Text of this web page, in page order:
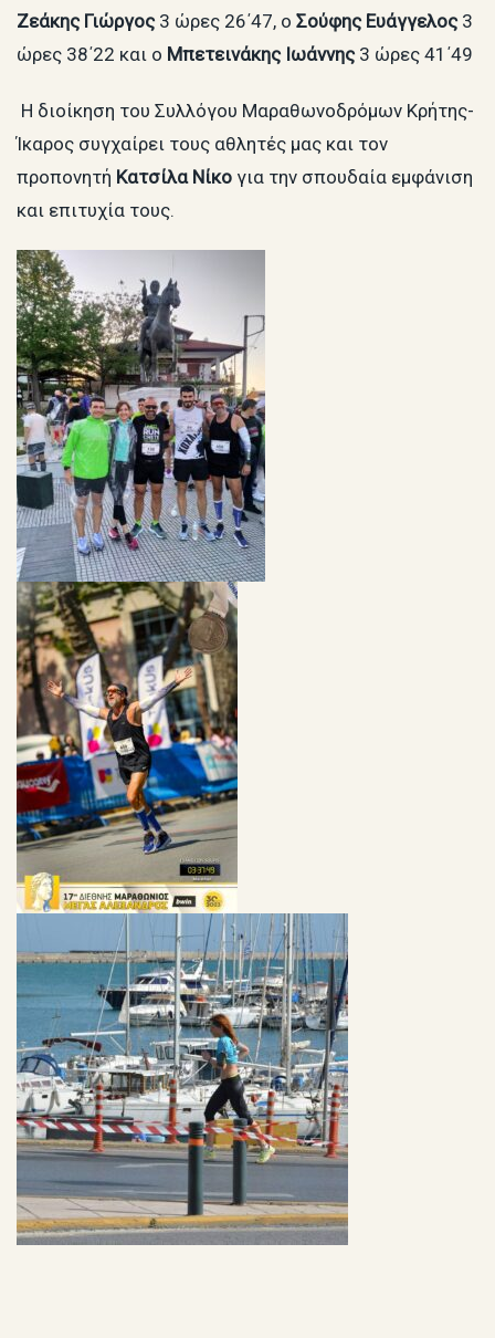
Ζεάκης Γιώργος3 ώρες 26΄47, ο Σούφης Ευάγγελος3
ώρες 38΄22 και ο Μπετεινάκης Ιωάννης 3 ώρες 41΄49
Η διοίκηση του Συλλόγου Μαραθωνοδρόμων Κρήτης-
Ίκαρος συγχαίρει τους αθλητές μας και τον
προπονητή Κατσίλα Νίκο για την σπουδαία εμφάνιση
και επιτυχία τους.